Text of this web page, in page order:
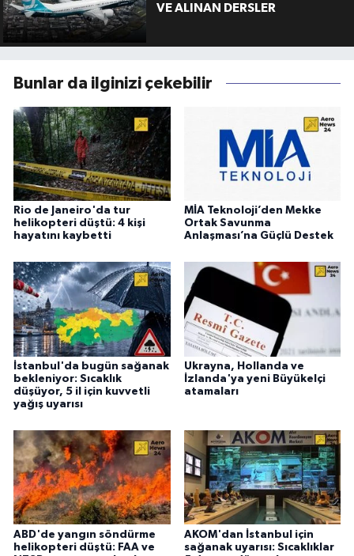
VE ALINAN DERSLER
Bunlar da ilginizi çekebilir
Rio de Janeiro'da tur
helikopteri düştü: 4 kişi
hayatını kaybetti
MİA Teknoloji’den Mekke
Ortak Savunma
Anlaşması’na Güçlü Destek
İstanbul'da bugün sağanak
bekleniyor: Sıcaklık
düşüyor, 5 il için kuvvetli
yağış uyarısı
Ukrayna, Hollanda ve
İzlanda'ya yeni Büyükelçi
atamaları
ABD'de yangın söndürme
helikopteri düştü: FAA ve
AKOM'dan İstanbul için
sağanak uyarısı: Sıcaklıklar